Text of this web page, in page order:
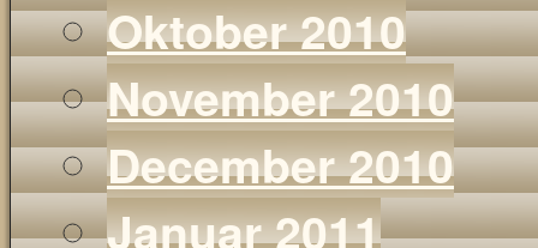
Oktober 2010
November 2010
December 2010
Januar 2011